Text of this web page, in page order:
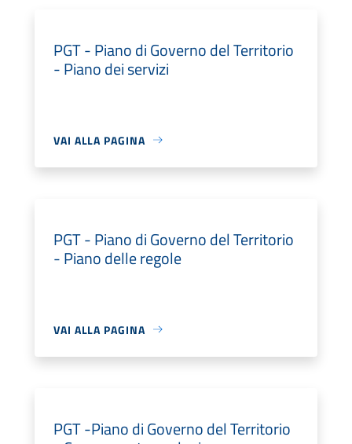
PGT - Piano di Governo del Territorio
- Piano dei servizi
VAI ALLA PAGINA
PGT - Piano di Governo del Territorio
- Piano delle regole
VAI ALLA PAGINA
PGT -Piano di Governo del Territorio